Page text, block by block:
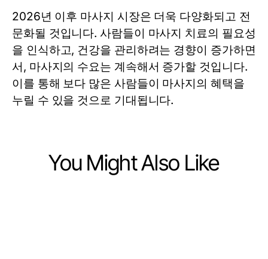
2026년 이후 마사지 시장은 더욱 다양화되고 전
문화될 것입니다. 사람들이 마사지 치료의 필요성
을 인식하고, 건강을 관리하려는 경향이 증가하면
서, 마사지의 수요는 계속해서 증가할 것입니다.
이를 통해 보다 많은 사람들이 마사지의 혜택을
누릴 수 있을 것으로 기대됩니다.
You Might Also Like